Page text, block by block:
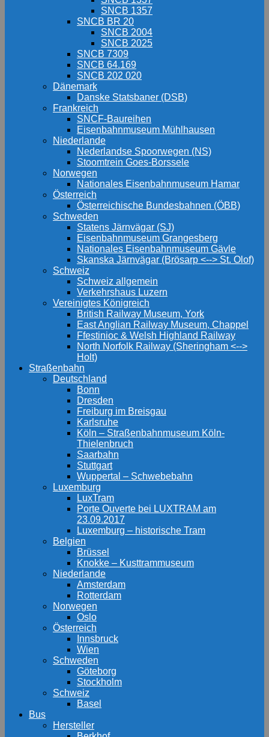
SNCB 1357
SNCB BR 20
SNCB 2004
SNCB 2025
SNCB 7309
SNCB 64.169
SNCB 202 020
Dänemark
Danske Statsbaner (DSB)
Frankreich
SNCF-Baureihen
Eisenbahnmuseum Mühlhausen
Niederlande
Nederlandse Spoorwegen (NS)
Stoomtrein Goes-Borssele
Norwegen
Nationales Eisenbahnmuseum Hamar
Österreich
Österreichische Bundesbahnen (ÖBB)
Schweden
Statens Järnvägar (SJ)
Eisenbahnmuseum Grangesberg
Nationales Eisenbahnmuseum Gävle
Skanska Järnvägar (Brösarp <--> St. Olof)
Schweiz
Schweiz allgemein
Verkehrshaus Luzern
Vereinigtes Königreich
British Railway Museum, York
East Anglian Railway Museum, Chappel
Ffestinioc & Welsh Highland Railway
North Norfolk Railway (Sheringham <-->
Holt)
Straßenbahn
Deutschland
Bonn
Dresden
Freiburg im Breisgau
Karlsruhe
Köln – Straßenbahnmuseum Köln-
Thielenbruch
Saarbahn
Stuttgart
Wuppertal – Schwebebahn
Luxemburg
LuxTram
Porte Ouverte bei LUXTRAM am
23.09.2017
Luxemburg – historische Tram
Belgien
Brüssel
Knokke – Kusttrammuseum
Niederlande
Amsterdam
Rotterdam
Norwegen
Oslo
Österreich
Innsbruck
Wien
Schweden
Göteborg
Stockholm
Schweiz
Basel
Bus
Hersteller